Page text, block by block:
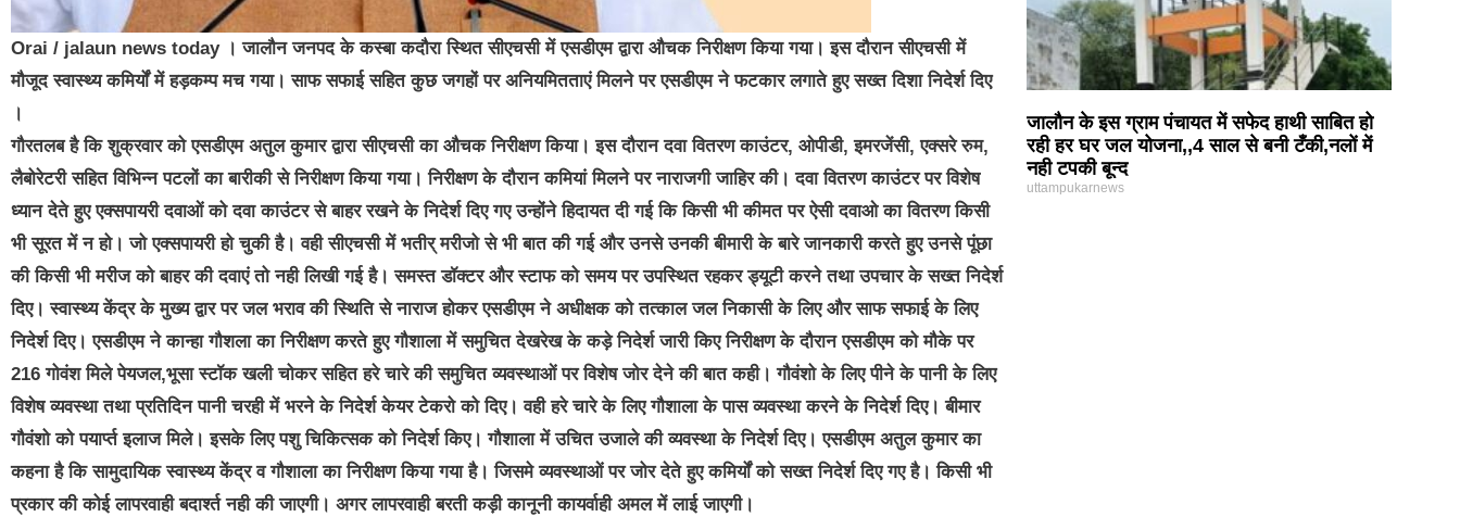
Orai / jalaun news today । जालौन जनपद के कस्बा कदौरा स्थित सीएचसी में एसडीएम द्वारा औचक निरीक्षण किया गया। इस दौरान सीएचसी में
मौजूद स्वास्थ्य कमिर्यों में हड़कम्प मच गया। साफ सफाई सहित कुछ जगहों पर अनियमितताएं मिलने पर एसडीएम ने फटकार लगाते हुए सख्त दिशा निदेर्श दिए
।
गौरतलब है कि शुक्रवार को एसडीएम अतुल कुमार द्वारा सीएचसी का औचक निरीक्षण किया। इस दौरान दवा वितरण काउंटर, ओपीडी, इमरजेंसी, एक्सरे रुम,
लैबोरेटरी सहित विभिन्न पटलों का बारीकी से निरीक्षण किया गया। निरीक्षण के दौरान कमियां मिलने पर नाराजगी जाहिर की। दवा वितरण काउंटर पर विशेष
ध्यान देते हुए एक्सपायरी दवाओं को दवा काउंटर से बाहर रखने के निदेर्श दिए गए उन्होंने हिदायत दी गई कि किसी भी कीमत पर ऐसी दवाओ का वितरण किसी
भी सूरत में न हो। जो एक्सपायरी हो चुकी है। वही सीएचसी में भतीर् मरीजो से भी बात की गई और उनसे उनकी बीमारी के बारे जानकारी करते हुए उनसे पूंछा
की किसी भी मरीज को बाहर की दवाएं तो नही लिखी गई है। समस्त डॉक्टर और स्टाफ को समय पर उपस्थित रहकर ड्यूटी करने तथा उपचार के सख्त निदेर्श
दिए। स्वास्थ्य केंद्र के मुख्य द्वार पर जल भराव की स्थिति से नाराज होकर एसडीएम ने अधीक्षक को तत्काल जल निकासी के लिए और साफ सफाई के लिए
निदेर्श दिए। एसडीएम ने कान्हा गौशला का निरीक्षण करते हुए गौशाला में समुचित देखरेख के कड़े निदेर्श जारी किए निरीक्षण के दौरान एसडीएम को मौके पर
216 गोवंश मिले पेयजल,भूसा स्टॉक खली चोकर सहित हरे चारे की समुचित व्यवस्थाओं पर विशेष जोर देने की बात कही। गौवंशो के लिए पीने के पानी के लिए
विशेष व्यवस्था तथा प्रतिदिन पानी चरही में भरने के निदेर्श केयर टेकरो को दिए। वही हरे चारे के लिए गौशाला के पास व्यवस्था करने के निदेर्श दिए। बीमार
गौवंशो को पयार्प्त इलाज मिले। इसके लिए पशु चिकित्सक को निदेर्श किए। गौशाला में उचित उजाले की व्यवस्था के निदेर्श दिए। एसडीएम अतुल कुमार का
कहना है कि सामुदायिक स्वास्थ्य केंद्र व गौशाला का निरीक्षण किया गया है। जिसमे व्यवस्थाओं पर जोर देते हुए कमिर्यों को सख्त निदेर्श दिए गए है। किसी भी
प्रकार की कोई लापरवाही बदार्श्त नही की जाएगी। अगर लापरवाही बरती कड़ी कानूनी कायर्वाही अमल में लाई जाएगी।
जालौन के इस ग्राम पंचायत में सफेद हाथी साबित हो
रही हर घर जल योजना,,4 साल से बनी टँकी,नलों में
नही टपकी बून्द
uttampukarnews